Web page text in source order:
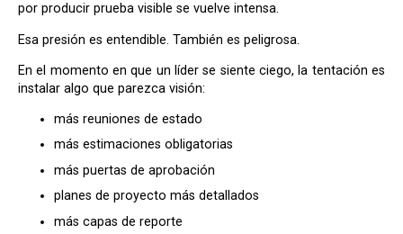
por producir prueba visible se vuelve intensa.
Esa presión es entendible. También es peligrosa.
En el momento en que un líder se siente ciego, la tentación es
instalar algo que parezca visión:
más reuniones de estado
más estimaciones obligatorias
más puertas de aprobación
planes de proyecto más detallados
más capas de reporte